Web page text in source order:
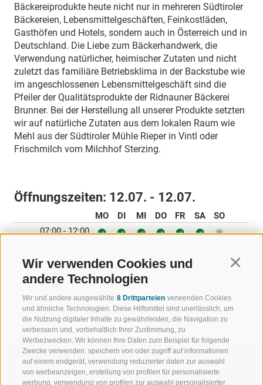
Wir verwenden Cookies und
andere Technologien
Wir und andere ausgewählte 8 Drittparteien verwenden Cookies
und ähnliche Technologien. Diese Hilfsmittel sind unerlässlich, um
die Nutzung digitaler Inhalte zu gewährleisten, die Navigation zu
verbessern und, vorbehaltlich Ihrer Zustimmung, zu
Werbezwecken. Wir können Ihre Daten zum Beispiel für folgende
Zwecke verwenden: speichern von oder zugriff auf informationen
auf einem endgerät, verwendung reduzierter daten zur auswahl
von werbeanzeigen, erstellung von profilen für personalisierte
werbung, verwendung von profilen zur auswahl personalisierter
Bäckereiprodukte heute nicht nur in mehreren Südtiroler
Bäckereien, Lebensmittelgeschäften, Feinkostläden,
Gasthöfen und Hotels, sondern auch in Österreich und in
Deutschland. Die Liebe zum Bäckerhandwerk, die
Verwendung natürlicher, heimischer Zutaten und nicht
zuletzt das familiäre Betriebsklima in der Backstube wie
im angeschlossenen Lebensmittelgeschäft sind die
Pfeiler der Qualitätsprodukte der Ridnauner Bäckerei
Brunner. Bei der Herstellung all unserer Produkte setzten
wir auf natürliche Zutaten aus dem lokalen Raum wie
Mehl aus der Südtiroler Mühle Rieper in Vintl oder
Frischmilch vom Milchhof Sterzing.
Öffnungszeiten: 12.07. - 12.07.
MO DI MI DO FR SA
SO
07:00 - 12:00
15:00 - 18:00
ZURÜCK